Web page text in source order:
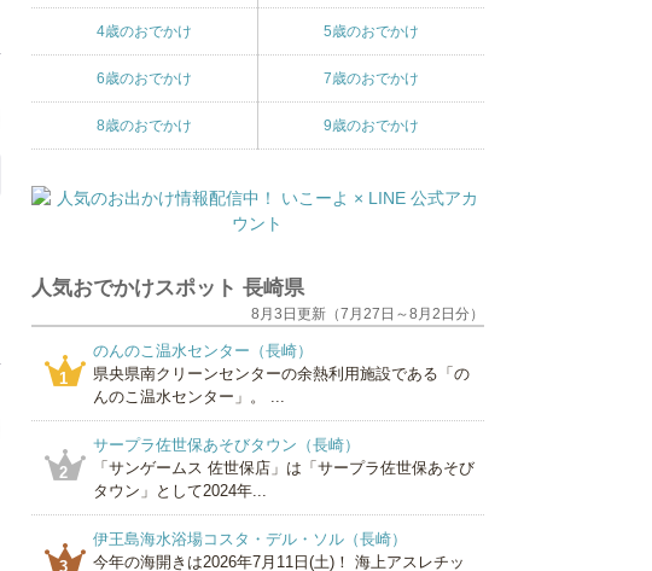
4歳のおでかけ 5歳のおでかけ
6歳のおでかけ 7歳のおでかけ
8歳のおでかけ 9歳のおでかけ
人気おでかけスポット 長崎県
8月3日更新（7月27日～8月2日分）
1
のんのこ温水センター（長崎）
県央県南クリーンセンターの余熱利用施設である「の
んのこ温水センター」。 ...
2
サープラ佐世保あそびタウン（長崎）
「サンゲームス 佐世保店」は「サープラ佐世保あそび
タウン」として2024年...
3
伊王島海水浴場コスタ・デル・ソル（長崎）
今年の海開きは2026年7月11日(土)！ 海上アスレチッ